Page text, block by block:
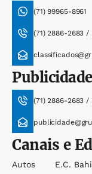
(71) 99965-8961
(71) 2886-2683 /
Publicidade
(71) 2886-2683 /
Canais e
Autos
E.c.